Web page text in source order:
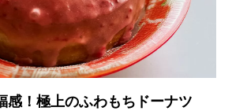
感！極上のふわもちドーナツ